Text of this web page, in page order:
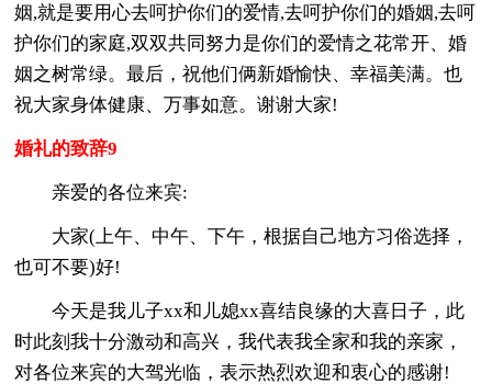
姻,就是要用心去呵护你们的爱情,去呵护你们的婚姻,去呵
护你们的家庭,双双共同努力是你们的爱情之花常开、婚
姻之树常绿。最后，祝他们俩新婚愉快、幸福美满。也
祝大家身体健康、万事如意。谢谢大家!
婚礼的致辞9
亲爱的各位来宾:
大家(上午、中午、下午，根据自己地方习俗选择，
也可不要)好!
今天是我儿子xx和儿媳xx喜结良缘的大喜日子，此
时此刻我十分激动和高兴，我代表我全家和我的亲家，
对各位来宾的大驾光临，表示热烈欢迎和衷心的感谢!